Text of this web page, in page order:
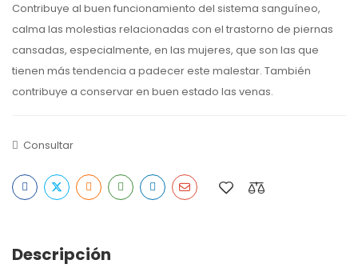
Contribuye al buen funcionamiento del sistema sanguíneo,
calma las molestias relacionadas con el trastorno de piernas
cansadas, especialmente, en las mujeres, que son las que
tienen más tendencia a padecer este malestar. También
contribuye a conservar en buen estado las venas.
Consultar
Descripción